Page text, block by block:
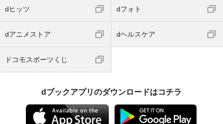
dヒッツ dフォト
dアニメストア dヘルスケア
ドコモスポーツくじ
dブックアプリのダウンロードはコチラ